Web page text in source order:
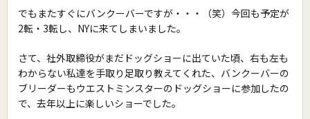
でもまたすぐにバンクーバーですが・・・（笑）今回も予定が
2転・3転し、NYに来てしまいました。
さて、社外取締役がまだドッグショーに出ていた頃、右も左も
わからない私達を手取り足取り教えてくれた、バンクーバーの
ブリーダーもウエストミンスターのドッグショーに参加したの
で、去年以上に楽しいショーでした。